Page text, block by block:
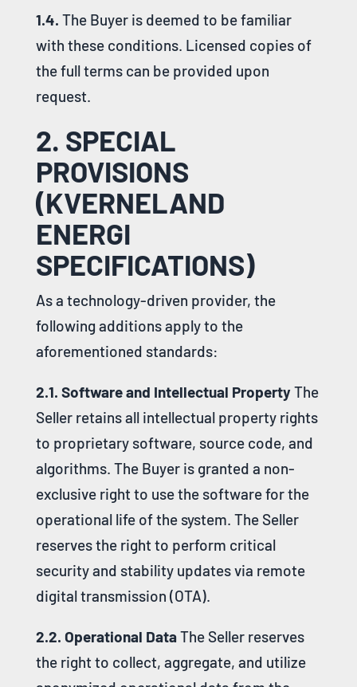
1.4. The Buyer is deemed to be familiar
with these conditions. Licensed copies of
the full terms can be provided upon
request.
2. SPECIAL
PROVISIONS
(KVERNELAND
ENERGI
SPECIFICATIONS)
As a technology-driven provider, the
following additions apply to the
aforementioned standards:
2.1. Software and Intellectual PropertyThe
Seller retains all intellectual property rights
to proprietary software, source code, and
algorithms. The Buyer is granted a non-
exclusive right to use the software for the
operational life of the system. The Seller
reserves the right to perform critical
security and stability updates via remote
digital transmission (OTA).
2.2. Operational DataThe Seller reserves
the right to collect, aggregate, and utilize